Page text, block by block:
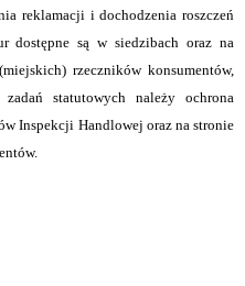
reklamacji i dochodzenia roszczeń
dostępne są w siedzibach oraz na
rzeczników konsumentów,
statutowych należy ochrona
Inspekcji Handlowej oraz na stronie